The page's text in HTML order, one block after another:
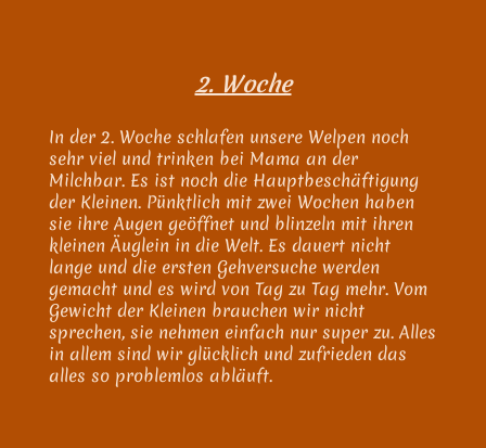
2. Woche
In der 2. Woche schlafen unsere Welpen noch
sehr viel und trinken bei Mama an der
Milchbar. Es ist noch die Hauptbeschäftigung
der Kleinen. Pünktlich mit zwei Wochen haben
sie ihre Augen geöffnet und blinzeln mit ihren
kleinen Äuglein in die Welt. Es dauert nicht
lange und die ersten Gehversuche werden
gemacht und es wird von Tag zu Tag mehr. Vom
Gewicht der Kleinen brauchen wir nicht
sprechen, sie nehmen einfach nur super zu. Alles
in allem sind wir glücklich und zufrieden das
alles so problemlos abläuft.